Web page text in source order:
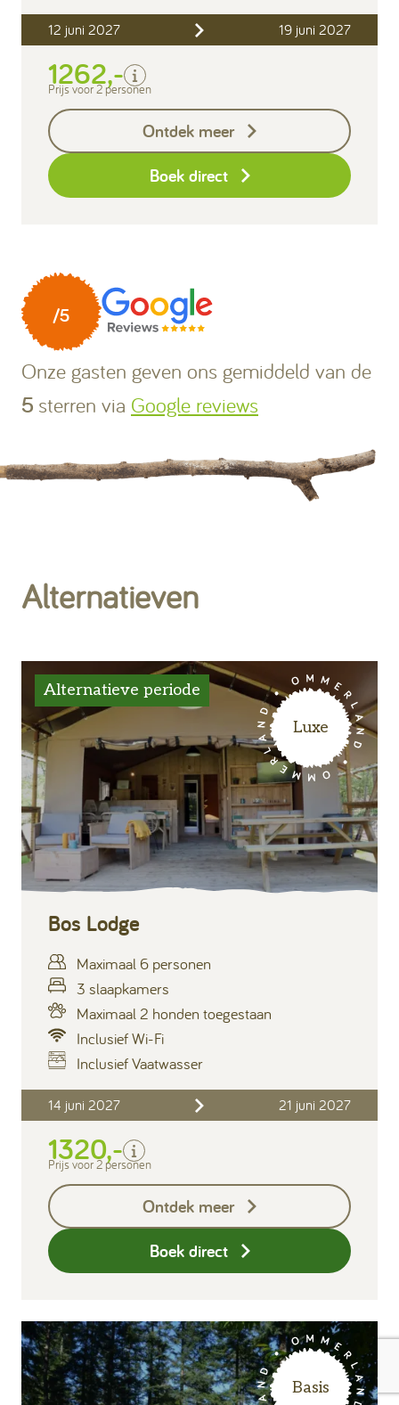
Luxe
Alternatieve periode
Bos Lodge
Maximaal 6 personen
3 slaapkamers
Maximaal 2 honden toegestaan
Inclusief Wi-Fi
Inclusief Vaatwasser
14 juni 2027 21 juni 2027
1320,-
Inclusief
Verblijfskosten
Keukendoekenpakket
Eindschoonmaak
Prijs voor 2 personen
Ontdek meer
Boek direct
Basis
12 juni 2027 19 juni 2027
1262,-
Inclusief
Verblijfskosten
Keukendoekenpakket
Eindschoonmaak
Prijs voor 2 personen
Ontdek meer
Boek direct
Onze gasten geven ons gemiddeld van de
5 sterren via Google reviews
Alternatieven